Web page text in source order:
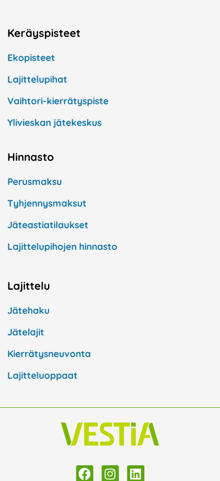
Keräyspisteet
Ekopisteet
Lajittelupihat
Vaihtori-kierrätyspiste
Ylivieskan jätekeskus
Hinnasto
Perusmaksu
Tyhjennysmaksut
Jäteastiatilaukset
Lajittelupihojen hinnasto
Lajittelu
Jätehaku
Jätelajit
Kierrätysneuvonta
Lajitteluoppaat
a
n
i